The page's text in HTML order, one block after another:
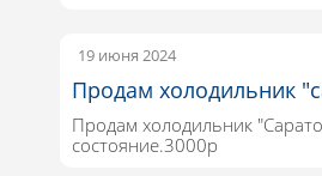
19 июня 2024
Продам холодильник
Продам холодильник
состояние.3000р